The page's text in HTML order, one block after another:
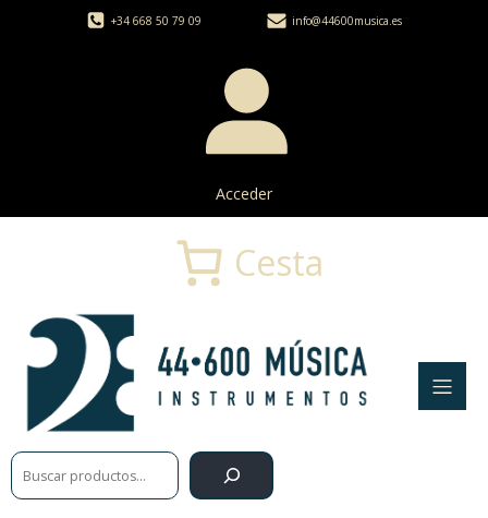
+34 668 50 79 09 info@44600musica.es
Acceder
Buscar
Cesta